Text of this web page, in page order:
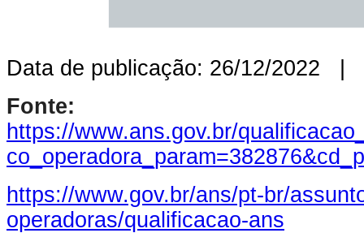
Data de publicação: 26/12/2022 |
Fonte:
https://www.ans.gov.br/
https://www.gov.br/ans/pt-br/
operadoras/qualificacao-ans